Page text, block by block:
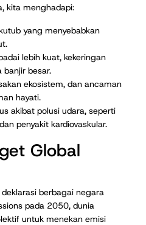
kita menghadapi:
yang menyebabkan
lebih kuat, kekeringan
banjir besar.
ekosistem, dan ancaman
hayati.
akibat polusi udara, seperti
penyakit kardiovaskular.
Global
berbagai negara
pada 2050, dunia
untuk menekan emisi